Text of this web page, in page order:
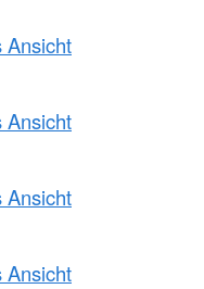
Ansicht
Ansicht
Ansicht
Ansicht